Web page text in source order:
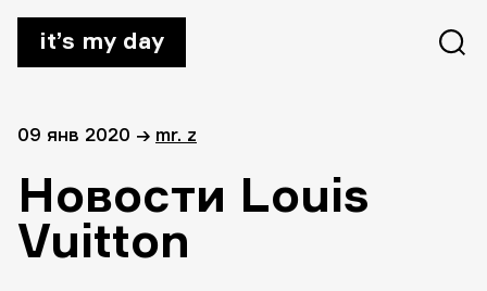
it’s my day
09 янв 2020 → mr. z
Новости Louis
Vuitton